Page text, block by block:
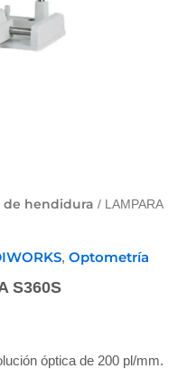
de hendidura / LAMPARA
, Optometría
S360S
óptica de 200 pl/mm.